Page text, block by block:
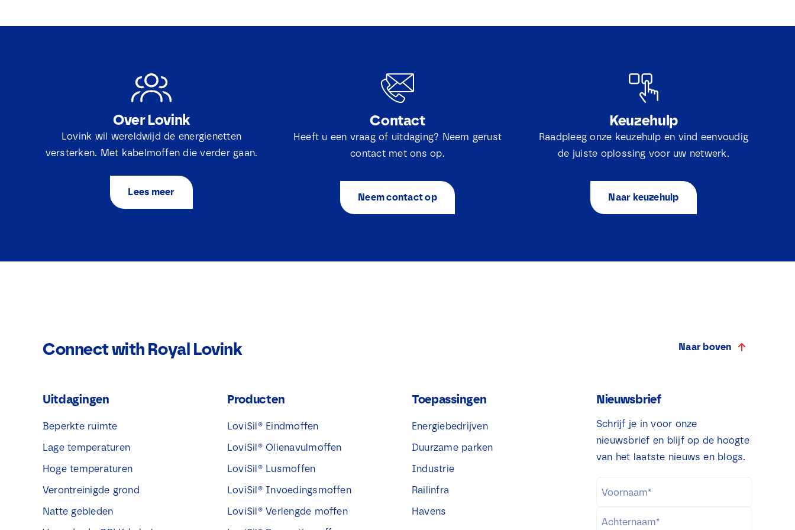
Over Lovink
Lovink wil wereldwijd de energienetten
versterken. Met kabelmoffen die verder gaan.
Lees meer
Contact
Heeft u een vraag of uitdaging? Neem gerust
contact met ons op.
Neem contact op
Keuzehulp
Raadpleeg onze keuzehulp en vind eenvoudig
de juiste oplossing voor uw netwerk.
Naar keuzehulp
Connect with Royal Lovink Naar boven
Uitdagingen
Beperkte ruimte
Lage temperaturen
Hoge temperaturen
Verontreinigde grond
Natte gebieden
Producten
LoviSil® Eindmoffen
LoviSil® Olienavulmoffen
LoviSil® Lusmoffen
LoviSil® Invoedingsmoffen
LoviSil® Verlengde moffen
Toepassingen
Energiebedrijven
Duurzame parken
Industrie
Railinfra
Havens
Nieuwsbrief
Schrijf je in voor onze
nieuwsbrief en blijf op de hoogte
van het laatste nieuws en blogs.